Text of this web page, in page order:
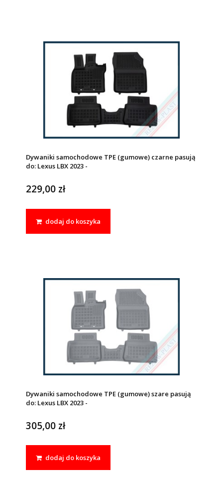
Dywaniki samochodowe TPE (gumowe) czarne pasują
do: Lexus LBX 2023 -
229,00 zł
dodaj do koszyka
Dywaniki samochodowe TPE (gumowe) szare pasują
do: Lexus LBX 2023 -
305,00 zł
dodaj do koszyka